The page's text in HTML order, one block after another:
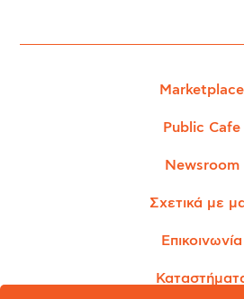
Marketplace
Public Cafe
Newsroom
Σχετικά με
Επικοινωνία